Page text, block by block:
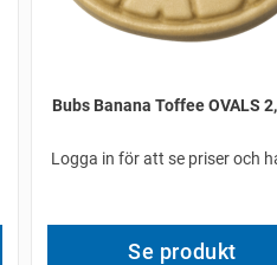
Bubs Banana Toffee OVALS
Logga in för att se priser och
Se produkt